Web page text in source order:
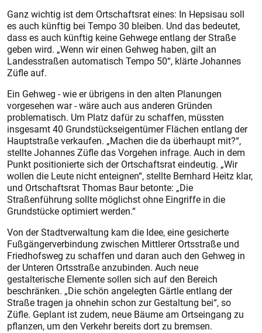
Ganz wichtig ist dem Ortschaftsrat eines: In Hepsisau soll
es auch künftig bei Tempo 30 bleiben. Und das bedeutet,
dass es auch künftig keine Gehwege entlang der Straße
geben wird. „Wenn wir einen Gehweg haben, gilt an
Landesstraßen automatisch Tempo 50“, klärte Johannes
Züfle auf.
Ein Gehweg - wie er übrigens in den alten Planungen
vorgesehen war - wäre auch aus anderen Gründen
problematisch. Um Platz dafür zu schaffen, müssten
insgesamt 40 Grundstückseigentümer Flächen entlang der
Hauptstraße verkaufen. „Machen die da überhaupt mit?“,
stellte Johannes Züfle das Vorgehen infrage. Auch in dem
Punkt positionierte sich der Ortschaftsrat eindeutig. „Wir
wollen die Leute nicht enteignen“, stellte Bernhard Heitz klar,
und Ortschaftsrat Thomas Baur betonte: „Die
Straßenführung sollte möglichst ohne Eingriffe in die
Grundstücke optimiert werden.“
Von der Stadtverwaltung kam die Idee, eine gesicherte
Fußgängerverbindung zwischen Mittlerer Ortsstraße und
Friedhofsweg zu schaffen und daran auch den Gehweg in
der Unteren Ortsstraße anzubinden. Auch neue
gestalterische Elemente sollen sich auf den Bereich
beschränken. „Die schön angelegten Gärtle entlang der
Straße tragen ja ohnehin schon zur Gestaltung bei“, so
Züfle. Ge­plant ist zudem, neue Bäume am Orts­eingang zu
pflanzen, um den Verkehr bereits dort zu bremsen.